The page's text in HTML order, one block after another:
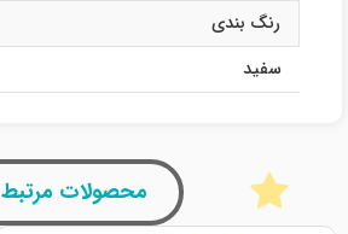
رنگ بندی
سفید
محصولات مرتبط